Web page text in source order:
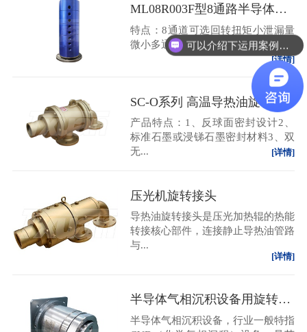
ML08R003F型8通路半导体专用减薄机抛光机旋转接头
特点：8通道可选回转扭矩小泄漏量
微小多通路订制设计可带过孔设计
[详情]
SC-O系列 高温导热油旋转接头
产品特点：1、反球面密封设计2、
标准石墨或浸锑石墨密封材料3、双
无...
[详情]
压光机旋转接头
导热油旋转接头是压光加热辊的热能
转接核心部件，连接静止导热油管路
与...
[详情]
半导体气相沉积设备用旋转接头
半导体气相沉积设备，行业一般特指
可以介绍下运用案例么？